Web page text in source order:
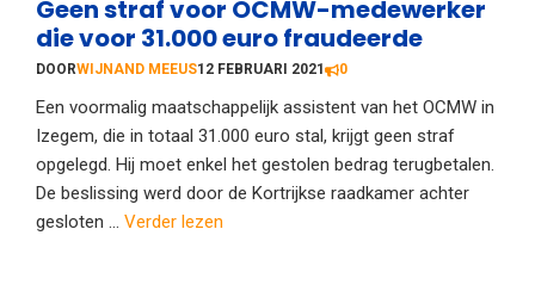
Geen straf voor OCMW-medewerker
die voor 31.000 euro fraudeerde
DOORWIJNAND MEEUS12 FEBRUARI 2021 0
Een voormalig maatschappelijk assistent van het OCMW in
Izegem, die in totaal 31.000 euro stal, krijgt geen straf
opgelegd. Hij moet enkel het gestolen bedrag terugbetalen.
De beslissing werd door de Kortrijkse raadkamer achter
gesloten ... Verder lezen